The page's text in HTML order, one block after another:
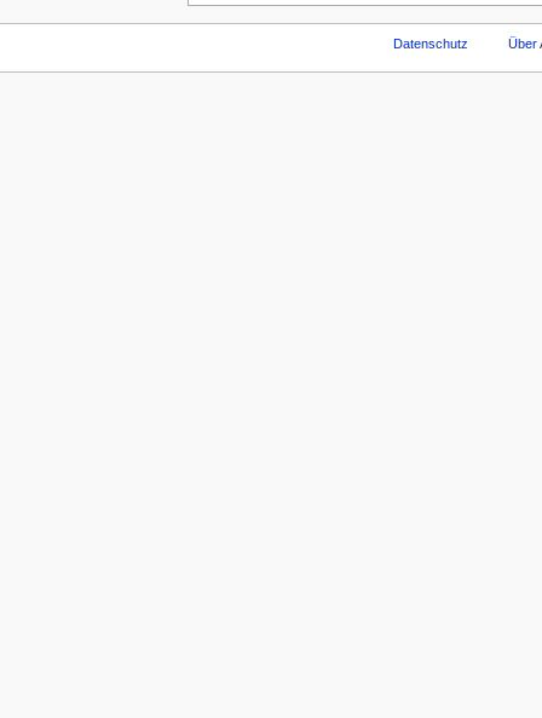
Datenschutz Über